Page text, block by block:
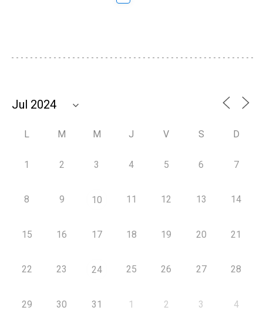
L M M J V S D
1 2 3 4 5 6 7
8 9 10 11 12 13 14
15 16 17 18 19 20 21
22 23 24 25 26 27 28
29 30 31 1 2 3 4